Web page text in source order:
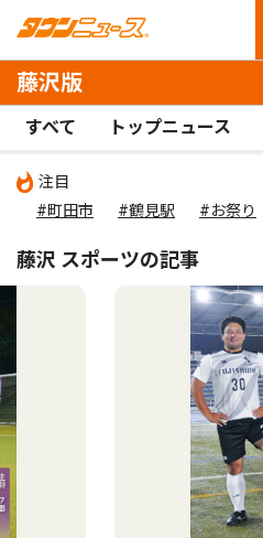
藤沢版
すべて トップニュース
注目
#町田市
#鶴見駅 #お祭り
藤沢 スポーツの記事